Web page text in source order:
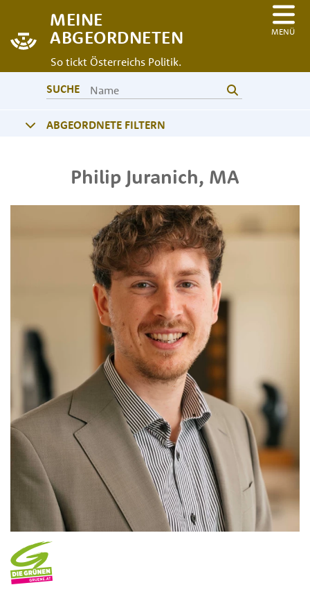
MEINE
ABGEORDNETEN
So tickt Österreichs Politik.
MENÜ
SUCHE
ABGEORDNETE FILTERN
Philip Juranich, MA